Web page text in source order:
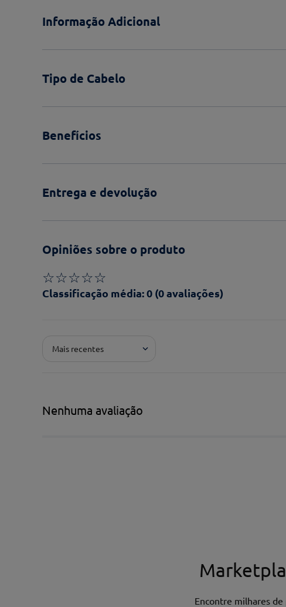
Informação Adicional
Tipo de Cabelo
Benefícios
Entrega e devolução
Opiniões sobre o produto
☆☆☆☆☆
Classificação média: 0 (0 avaliações)
Pontuação*
Mais recentes
Nenhuma avaliação
Encontre milhares de